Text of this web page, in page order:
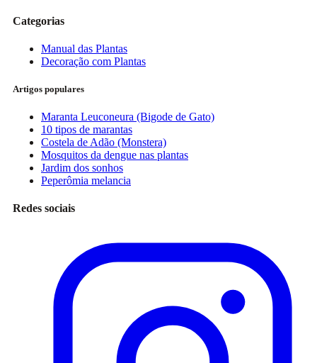
Categorias
Manual das Plantas
Decoração com Plantas
Artigos populares
Maranta Leuconeura (Bigode de Gato)
10 tipos de marantas
Costela de Adão (Monstera)
Mosquitos da dengue nas plantas
Jardim dos sonhos
Peperômia melancia
Redes sociais